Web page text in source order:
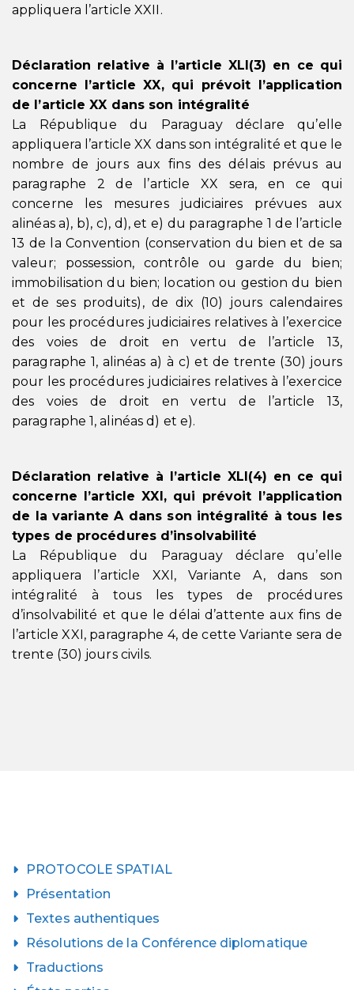
appliquera l’article XXII.
Déclaration relative à l’article XLI(3) en ce qui
concerne l’article XX, qui prévoit l’application
de l’article XX dans son intégralité
La République du Paraguay déclare qu’elle
appliquera l’article XX dans son intégralité et que le
nombre de jours aux fins des délais prévus au
paragraphe 2 de l’article XX sera, en ce qui
concerne les mesures judiciaires prévues aux
alinéas a), b), c), d), et e) du paragraphe 1 de l’article
13 de la Convention (conservation du bien et de sa
valeur; possession, contrôle ou garde du bien;
immobilisation du bien; location ou gestion du bien
et de ses produits), de dix (10) jours calendaires
pour les procédures judiciaires relatives à l’exercice
des voies de droit en vertu de l’article 13,
paragraphe 1, alinéas a) à c) et de trente (30) jours
pour les procédures judiciaires relatives à l’exercice
des voies de droit en vertu de l’article 13,
paragraphe 1, alinéas d) et e).
Déclaration relative à l’article XLI(4) en ce qui
concerne l’article XXI, qui prévoit l’application
de la variante A dans son intégralité à tous les
types de procédures d’insolvabilité
La République du Paraguay déclare qu’elle
appliquera l’article XXI, Variante A, dans son
intégralité à tous les types de procédures
d’insolvabilité et que le délai d’attente aux fins de
l’article XXI, paragraphe 4, de cette Variante sera de
trente (30) jours civils.
PROTOCOLE SPATIAL
Présentation
Textes authentiques
Résolutions de la Conférence diplomatique
Traductions